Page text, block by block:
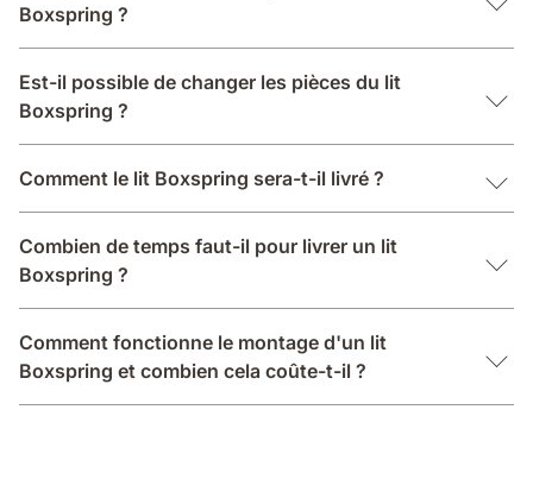
Boxspring ?
Est-il possible de changer les pièces du lit
Boxspring ?
Comment le lit Boxspring sera-t-il livré ?
Combien de temps faut-il pour livrer un lit
Boxspring ?
Comment fonctionne le montage d'un lit
Boxspring et combien cela coûte-t-il ?